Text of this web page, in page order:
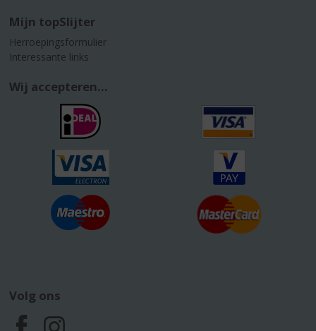
Mijn topSlijter
Herroepingsformulier
Interessante links
Wij accepteren...
Volg ons